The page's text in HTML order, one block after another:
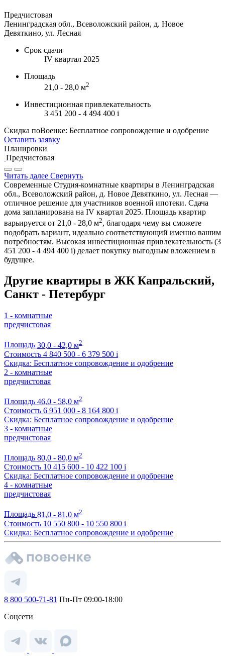
Предчистовая
Ленинградская обл., Всеволожский район, д. Новое
Девяткино, ул. Лесная
Срок сдачи
IV квартал 2025
Площадь
21,0 - 28,0 м2
Инвестиционная привлекательность
3 451 200 - 4 494 400 i
Скидка поВоенке: Бесплатное сопровождение и одобрение
Оставить заявку
Планировки
Предчистовая
Читать далее Свернуть
Современные Студия-комнатные квартиры в Ленинградская
обл., Всеволожский район, д. Новое Девяткино, ул. Лесная —
отличное решение для участников военной ипотеки. Сдача
дома запланирована на IV квартал 2025. Площадь квартир
варьируется от 21,0 - 28,0 м2, благодаря чему вы сможете
подобрать вариант, идеально соответствующий именно вашим
потребностям. Высокая инвестиционная привлекательность (3
451 200 - 4 494 400 i) делает покупку выгодным вложением в
будущее.
Другие квартиры в ЖК Капральский,
Санкт - Петербург
1 - комнатные
предчистовая
Площадь 30,0 - 42,0 м2
Стоимость 4 840 500 - 6 379 500 i
Скидка: Бесплатное сопровождение и одобрение
2 - комнатные
предчистовая
Площадь 46,0 - 58,0 м2
Стоимость 6 951 000 - 8 164 800 i
Скидка: Бесплатное сопровождение и одобрение
3 - комнатные
предчистовая
Площадь 80,0 - 80,0 м2
Стоимость 10 415 600 - 10 422 100 i
Скидка: Бесплатное сопровождение и одобрение
4 - комнатные
предчистовая
Площадь 81,0 - 81,0 м2
Стоимость 10 550 800 - 10 550 800 i
Скидка: Бесплатное сопровождение и одобрение
8 800 500-71-81 Пн-Пт 09:00-18:00
Соцсети